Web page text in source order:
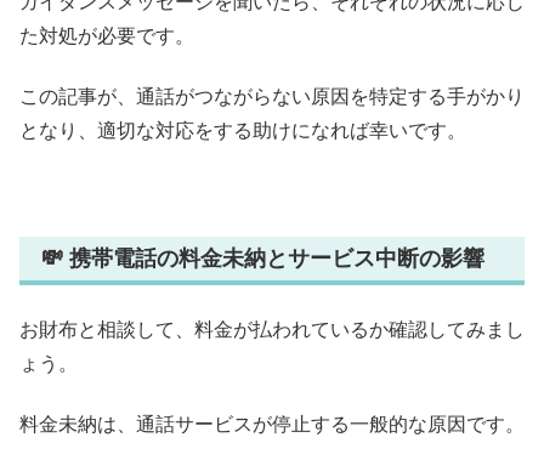
た対処が必要です。
この記事が、通話がつながらない原因を特定する手がかり
となり、適切な対応をする助けになれば幸いです。
💸 携帯電話の料金未納とサービス中断の影響
お財布と相談して、料金が払われているか確認してみまし
ょう。
料金未納は、通話サービスが停止する一般的な原因です。